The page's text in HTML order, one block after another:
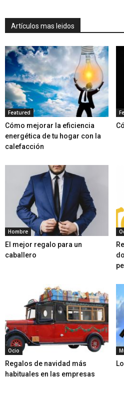
Artículos mas leidos
Featured
Cómo mejorar la eficiencia
energética de tu hogar con la
calefacción
Hombre
El mejor regalo para un
caballero
Ocio
Regalos de navidad más
habituales en las empresas